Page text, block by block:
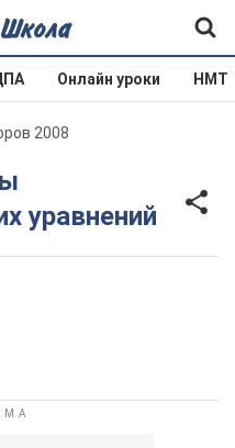
Онлайн уроки НМТ
2008
уравнений